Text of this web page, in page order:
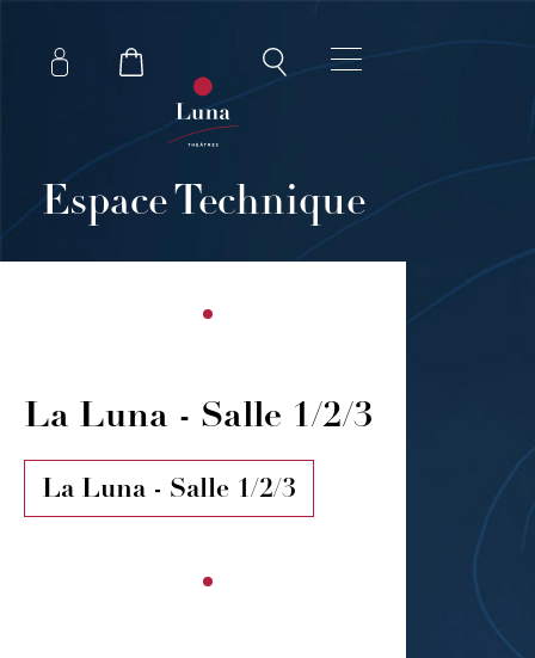
Espace Technique
La Luna - Salle 1/2/3
La Luna - Salle 1/2/3